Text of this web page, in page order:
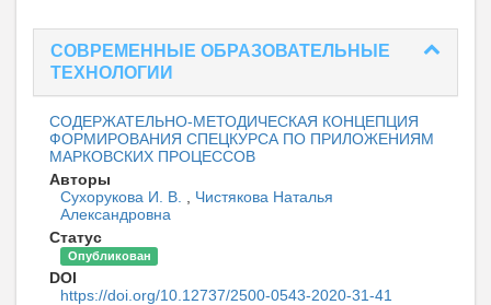
СОВРЕМЕННЫЕ ОБРАЗОВАТЕЛЬНЫЕ
ТЕХНОЛОГИИ
СОДЕРЖАТЕЛЬНО-МЕТОДИЧЕСКАЯ КОНЦЕПЦИЯ
ФОРМИРОВАНИЯ СПЕЦКУРСА ПО ПРИЛОЖЕНИЯМ
МАРКОВСКИХ ПРОЦЕССОВ
Авторы
Сухорукова И. В.
Чистякова Наталья
Александровна
Статус
Опубликован
DOI
https://doi.org/10.12737/2500-0543-2020-31-41